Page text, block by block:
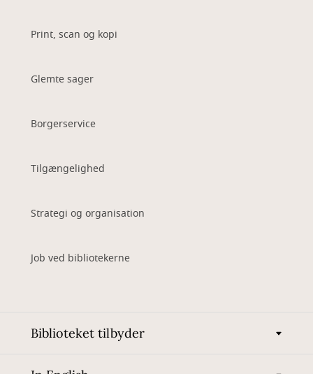
Print, scan og kopi
Glemte sager
Borgerservice
Tilgængelighed
Strategi og organisation
Job ved bibliotekerne
Biblioteket tilbyder